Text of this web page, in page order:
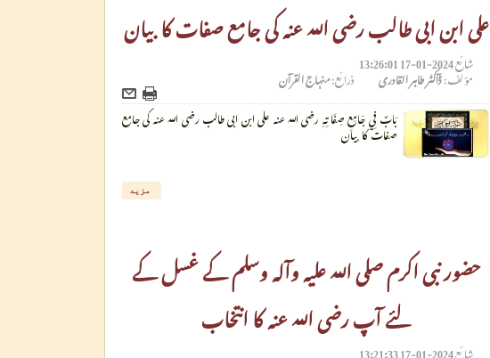
علی ابن ابی طالب رضی اللہ عنہ کی جامع صفات کا بیان
شائع2024-01-17 13:26:01
مؤلف:ڈآکٹر طاہر القادری ذرائع:منہاج القرآن
بَابٌ فِي جَامِعِ صِفَاتِهِ رضی الله عنه علی ابن ابی طالب رضی اللہ عنہ کی جامع
صفات کا بیان
مزید
حضور نبی اکرم صلی اللہ علیہ وآلہ وسلم کے غسل کے
لئے آپ رضی اللہ عنہ کا انتخاب
شائع2024-01-17 13:21:33